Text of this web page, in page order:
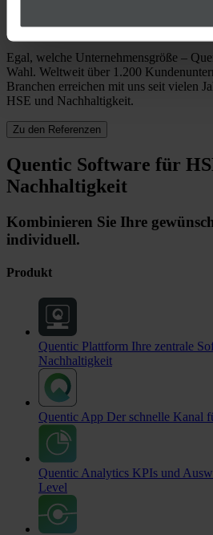
Egal, welche Unternehmensgröße –
Wahl. Weltweit über 1.200
Branchen erreichen mit uns seit vielen
HSE und Nachhaltigkeit.
Zu den Referenzen
Quentic Software für
Nachhaltigkeit
Kombinieren Sie Ihre
individuell.
Produkt
Quentic Plattform Ihre zentrale
Nachhaltigkeit
Quentic App Der schnelle Kanal
Quentic Analytics KPIs und
Level